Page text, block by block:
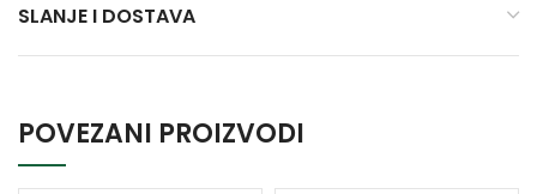
SLANJE I DOSTAVA
POVEZANI PROIZVODI